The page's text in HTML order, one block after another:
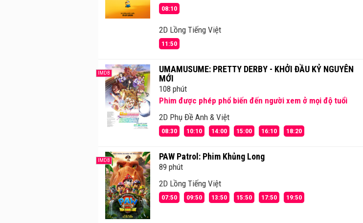
08:10
2D Lồng Tiếng Việt
11:50
IMDB
UMAMUSUME: PRETTY DERBY - KHỞI ĐẦU KỶ NGUYÊN
MỚI
108 phút
Phim được phép phổ biến đến người xem ở mọi độ tuổi
2D Phụ Đề Anh & Việt
08:30 10:10 14:00 15:00 16:10 18:20
IMDB PAW Patrol: Phim Khủng Long
89 phút
2D Lồng Tiếng Việt
07:50 09:50 13:50 15:50 17:50 19:50